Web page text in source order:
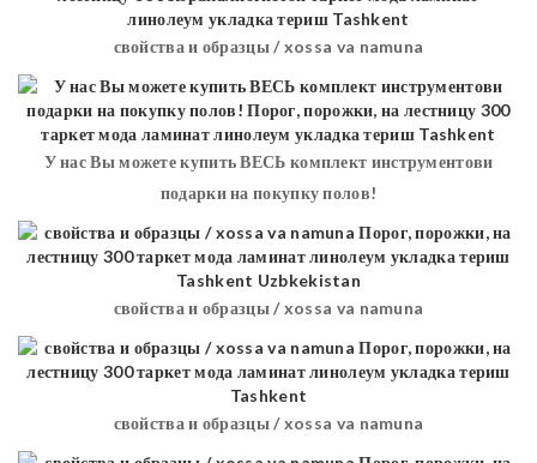
свойства и образцы / xossa va namuna
У нас Вы можете купить ВЕСЬ комплект инструментови
подарки на покупку полов!
свойства и образцы / xossa va namuna
свойства и образцы / xossa va namuna